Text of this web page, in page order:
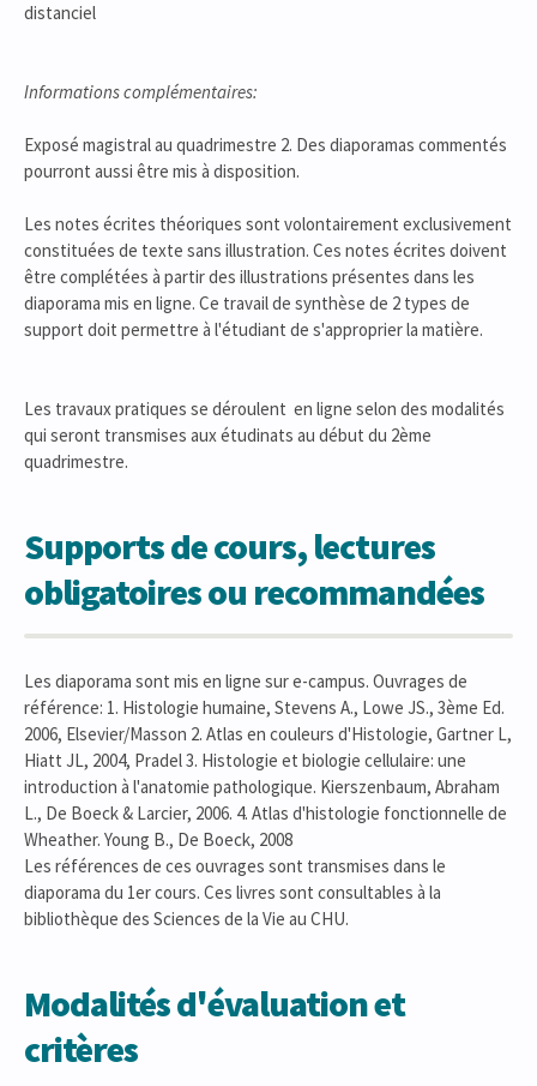
distanciel
Informations complémentaires:
Exposé magistral au quadrimestre 2. Des diaporamas commentés
pourront aussi être mis à disposition.
Les notes écrites théoriques sont volontairement exclusivement
constituées de texte sans illustration. Ces notes écrites doivent
être complétées à partir des illustrations présentes dans les
diaporama mis en ligne. Ce travail de synthèse de 2 types de
support doit permettre à l'étudiant de s'approprier la matière.
Les travaux pratiques se déroulent en ligne selon des modalités
qui seront transmises aux étudinats au début du 2ème
quadrimestre.
Supports de cours, lectures
obligatoires ou recommandées
Les diaporama sont mis en ligne sur e-campus. Ouvrages de
référence: 1. Histologie humaine, Stevens A., Lowe JS., 3ème Ed.
2006, Elsevier/Masson 2. Atlas en couleurs d'Histologie, Gartner L,
Hiatt JL, 2004, Pradel 3. Histologie et biologie cellulaire: une
introduction à l'anatomie pathologique. Kierszenbaum, Abraham
L., De Boeck & Larcier, 2006. 4. Atlas d'histologie fonctionnelle de
Wheather. Young B., De Boeck, 2008
Les références de ces ouvrages sont transmises dans le
diaporama du 1er cours. Ces livres sont consultables à la
bibliothèque des Sciences de la Vie au CHU.
Modalités d'évaluation et
critères